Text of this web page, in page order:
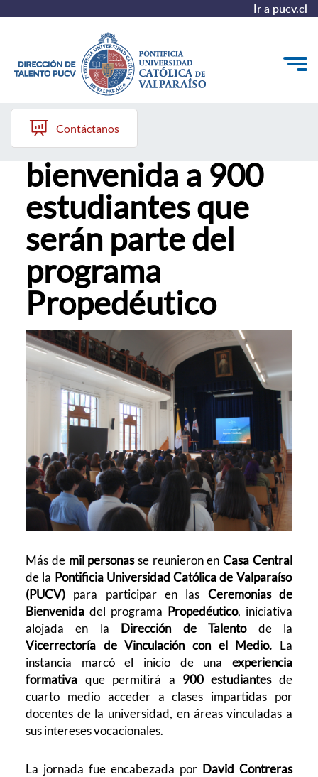
Ir a pucv.cl
Quiénes somos
Nuestros Programas
Investigación
Recursos
Contáctanos
PUCV da
bienvenida a 900
estudiantes que
serán parte del
programa
Propedéutico
Más de mil personasse reunieron enCasa Central
de la Pontificia Universidad Católica de Valparaíso
(PUCV) para participar en las Ceremonias de
Bienvenida del programa Propedéutico, iniciativa
alojada en la Dirección de Talentode la
Vicerrectoría de Vinculación con el Medio. La
instancia marcó el inicio de una experiencia
formativa que permitirá a 900 estudiantesde
cuarto medio acceder a clases impartidas por
docentes de la universidad, en áreas vinculadas a
sus intereses vocacionales.
La jornada fue encabezada por David Contreras